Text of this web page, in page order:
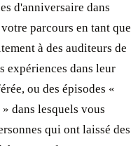
d'anniversaire dans
parcours en tant que
à des auditeurs de
expériences dans leur
ou des épisodes «
dans lesquels vous
qui ont laissé des